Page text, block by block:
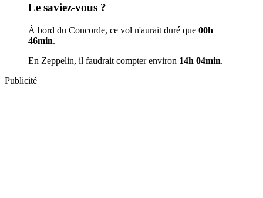
Le saviez-vous ?
À bord du Concorde, ce vol n'aurait duré que 00h
46min.
En Zeppelin, il faudrait compter environ 14h 04min.
Publicité